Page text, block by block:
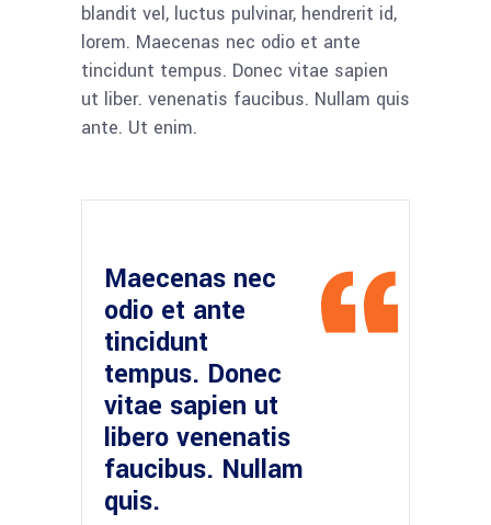
blandit vel, luctus pulvinar, hendrerit id,
lorem. Maecenas nec odio et ante
tincidunt tempus. Donec vitae sapien
ut liber. venenatis faucibus. Nullam quis
ante. Ut enim.
Maecenas nec
odio et ante
tincidunt
tempus. Donec
vitae sapien ut
libero venenatis
faucibus. Nullam
quis.